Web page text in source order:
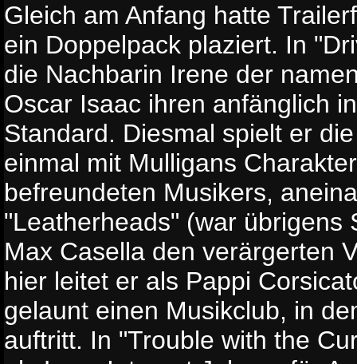
Gleich am Anfang hatte
ein Doppelpack plaziert. In
die Nachbarin Irene der
Oscar Isaac ihren anfänglich
Standard. Diesmal spielt er
einmal mit Mulligans
befreundeten Musikers,
"Leatherheads" (war übrigens
Max Casella den verärgerten
hier leitet er als Pappi
gelaunt einen Musikclub, in
auftritt. In "Trouble with the